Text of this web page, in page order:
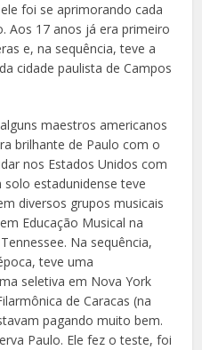
foi se aprimorando cada
Aos 17 anos já era primeiro
e, na sequência, teve a
cidade paulista de Campos
maestros americanos
brilhante de Paulo com o
nos Estados Unidos com
solo estadunidense teve
diversos grupos musicais
Educação Musical na
Na sequência,
teve uma
seletiva em Nova York
de Caracas (na
pagando muito bem.
Paulo. Ele fez o teste, foi